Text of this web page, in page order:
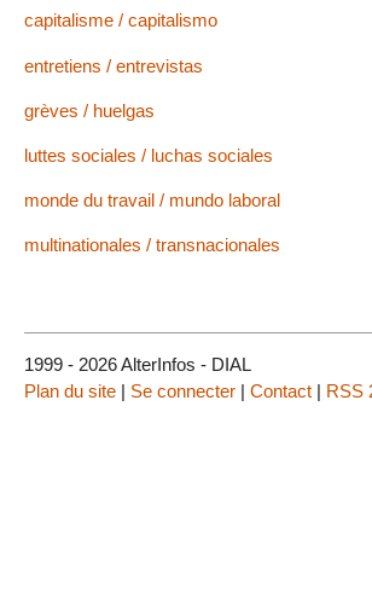
capitalisme / capitalismo
entretiens / entrevistas
grèves / huelgas
luttes sociales / luchas sociales
monde du travail / mundo laboral
multinationales / transnacionales
1999 - 2026 AlterInfos - DIAL
Plan du site | Se connecter | Contact | RSS